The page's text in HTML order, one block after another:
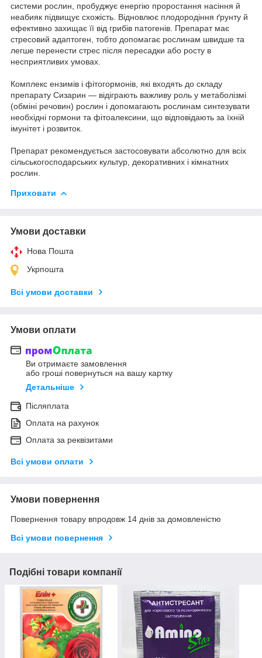
системи рослин, пробуджує енергію проростання насіння й
неабияк підвищує схожість. Відновлює плодородіння ґрунту й
ефективно захищає її від грибів патогенів. Препарат має
стресовий адаптоген, тобто допомагає рослинам швидше та
легше перенести стрес після пересадки або росту в
несприятливих умовах.
Комплекс ензимів і фітогормонів, які входять до складу
препарату Сизарин — відіграють важливу роль у метаболізмі
(обміні речовин) рослин і допомагають рослинам синтезувати
необхідні гормони та фітоалексини, що відповідають за їхній
імунітет і розвиток.
Препарат рекомендується застосовувати абсолютно для всіх
сільськогосподарських культур, декоративних і кімнатних
рослин.
Приховати
Умови доставки
Нова Пошта
Укрпошта
Всі умови доставки
Умови оплати
Ви отримаєте замовлення
або гроші повернуться на вашу картку
Детальніше
Післяплата
Оплата на рахунок
Оплата за реквізитами
Всі умови оплати
Умови повернення
Повернення товару впродовж 14 днів за домовленістю
Всі умови повернення
Подібні товари компанії